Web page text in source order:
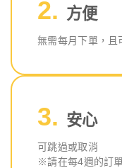
方便
無需每月下單，且
安心
可跳過或取消
※請在每4週的訂